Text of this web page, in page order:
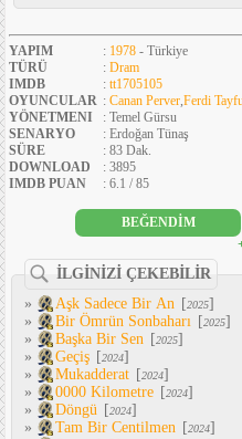
YAPIM : 1978 - Türkiye
TÜRÜ
: Dram
IMDB
: tt1705105
OYUNCULAR : Canan Perver,Ferdi
YÖNETMENI
: Temel Gürsu
SENARYO
: Erdoğan Tünaş
SÜRE
: 83 Dak.
DOWNLOAD
: 3895
IMDB PUAN
: 6.1 / 85
BEĞENDİM
İLGİNİZİ ÇEKEBİLİR
»
Aşk Sadece Bir An [2025]
»
Bir Ömrün Sonbaharı [2025]
»
Başka Bir Sen [2025]
»
Geçiş [2024]
»
Mukadderat [2024]
»
0000 Kilometre [2024]
»
Döngü [2024]
»
Tam Bir Centilmen [2024]